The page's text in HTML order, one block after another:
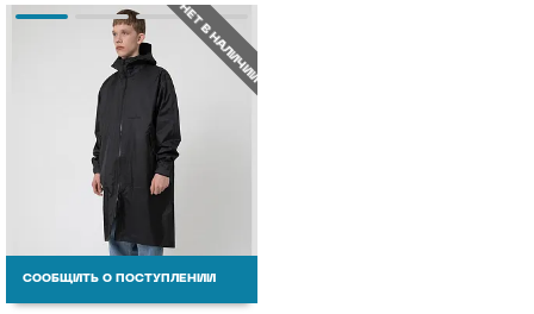
НЕТ В НАЛИЧИИ
СООБЩИТЬ О ПОСТУПЛЕНИИ